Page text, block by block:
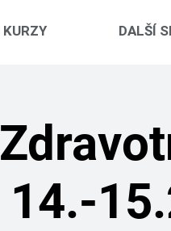
KURZY DALŠÍ
14.-